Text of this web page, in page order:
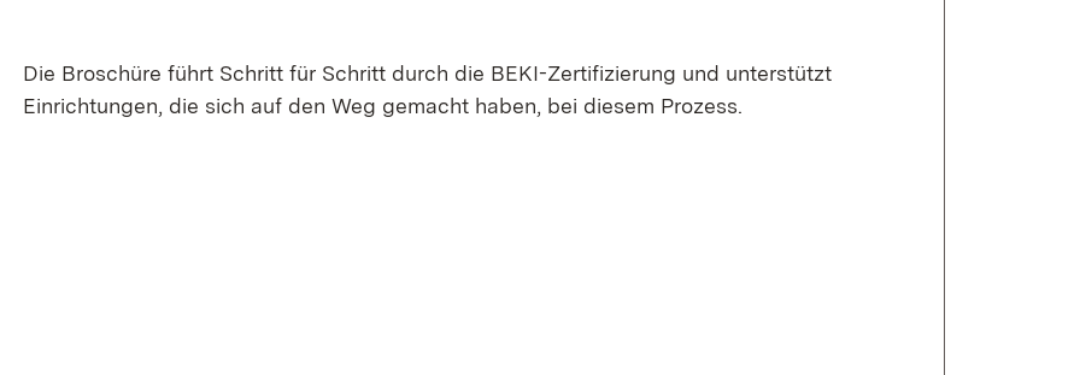
Die Broschüre führt Schritt für Schritt durch die BEKI-Zertifizierung und unterstützt
Einrichtungen, die sich auf den Weg gemacht haben, bei diesem Prozess.